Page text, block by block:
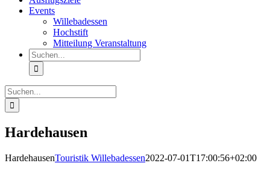
Events
Willebadessen
Hochstift
Mitteilung Veranstaltung
Suche
nach:
Suche
nach:
Hardehausen
HardehausenTouristik Willebadessen2022-07-01T17:00:56+02:00